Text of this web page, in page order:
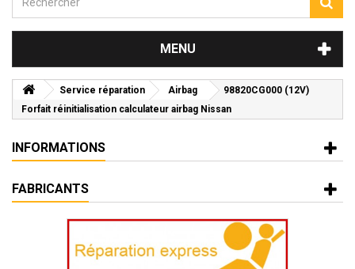
MENU
Service réparation Airbag
98820CG000 (12V)
Forfait réinitialisation calculateur airbag Nissan
INFORMATIONS
FABRICANTS